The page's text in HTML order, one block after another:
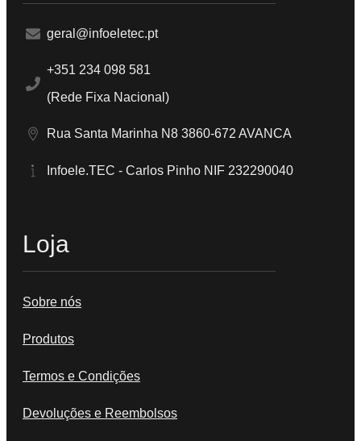
geral@infoeletec.pt
+351 234 098 581
(Rede Fixa Nacional)
Rua Santa Marinha N8 3860-672 AVANCA
Infoele.TEC - Carlos Pinho NIF 232290040
Loja
Sobre nós
Produtos
Termos e Condições
Devoluções e Reembolsos